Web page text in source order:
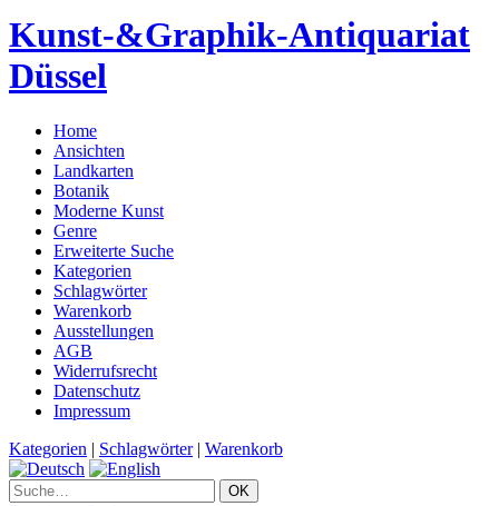
Kunst-&Graphik-Antiquariat
Düssel
Home
Ansichten
Landkarten
Botanik
Moderne Kunst
Genre
Erweiterte Suche
Kategorien
Schlagwörter
Warenkorb
Ausstellungen
AGB
Widerrufsrecht
Datenschutz
Impressum
Kategorien | Schlagwörter| Warenkorb